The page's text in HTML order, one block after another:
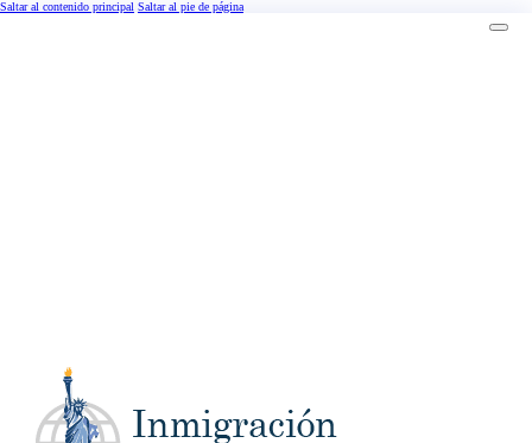
Saltar al contenido principal Saltar al pie de página